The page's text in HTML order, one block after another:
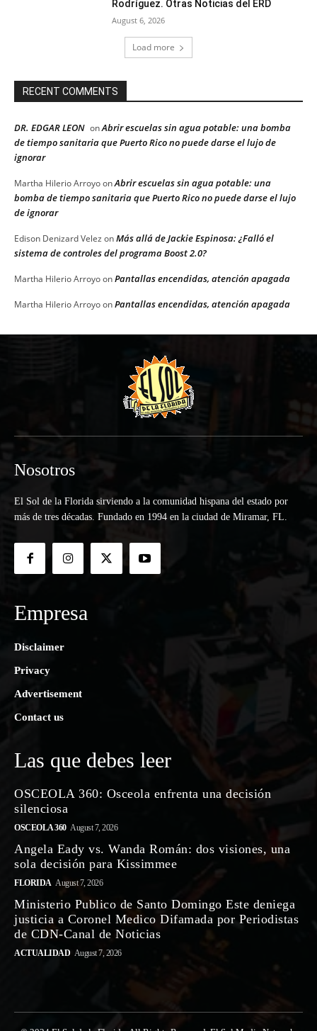
Rodríguez. Otras Noticias del ERD
August 6, 2026
Load more
RECENT COMMENTS
DR. EDGAR LEON onAbrir escuelas sin agua potable: una bomba
de tiempo sanitaria que Puerto Rico no puede darse el lujo de
ignorar
Martha Hilerio ArroyoonAbrir escuelas sin agua potable: una
bomba de tiempo sanitaria que Puerto Rico no puede darse el lujo
de ignorar
Edison Denizard Velez onMás allá de Jackie Espinosa: ¿Falló el
sistema de controles del programa Boost 2.0?
Martha Hilerio ArroyoonPantallas encendidas, atención apagada
Martha Hilerio ArroyoonPantallas encendidas, atención apagada
Nosotros
El Sol de la Florida sirviendo a la comunidad hispana del estado por
más de tres décadas. Fundado en 1994 en la ciudad de Miramar, FL.
Empresa
Disclaimer
Privacy
Advertisement
Contact us
Las que debes leer
OSCEOLA 360: Osceola enfrenta una decisión
silenciosa
OSCEOLA 360 August 7, 2026
Angela Eady vs. Wanda Román: dos visiones, una
sola decisión para Kissimmee
FLORIDA August 7, 2026
Ministerio Publico de Santo Domingo Este deniega
justicia a Coronel Medico Difamada por Periodistas
de CDN-Canal de Noticias
ACTUALIDAD August 7, 2026